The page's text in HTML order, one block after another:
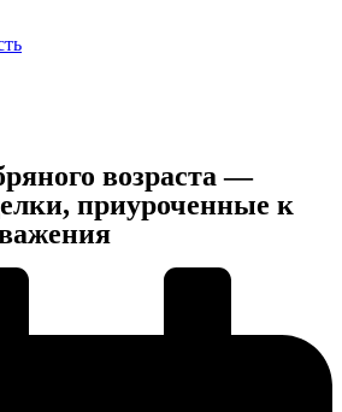
возраста —
приуроченные к